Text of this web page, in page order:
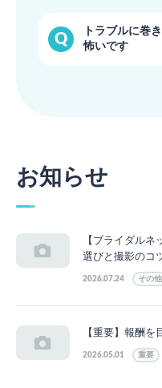
査を徹底してお
詳細を見る
トラブルに巻
怖いです
お知らせ
【ブライダル
選びと撮影のコ
2026.07.24 その他
【重要】報酬を
2026.05.01 重要